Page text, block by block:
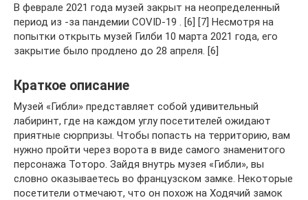
В феврале 2021 года музей закрыт на неопределенный
период из -за пандемии COVID-19 . [6] [7] Несмотря на
попытки открыть музей Гилби 10 марта 2021 года, его
закрытие было продлено до 28 апреля. [6]
Краткое описание
Музей «Гибли» представляет собой удивительный
лабиринт, где на каждом углу посетителей ожидают
приятные сюрпризы. Чтобы попасть на территорию, вам
нужно пройти через ворота в виде самого знаменитого
персонажа Тоторо. Зайдя внутрь музея «Гибли», вы
словно оказываетесь во французском замке. Некоторые
посетители отмечают, что он похож на Ходячий замок